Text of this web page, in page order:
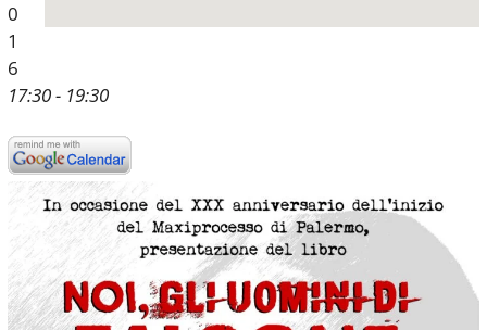
0
1
6
17:30 - 19:30